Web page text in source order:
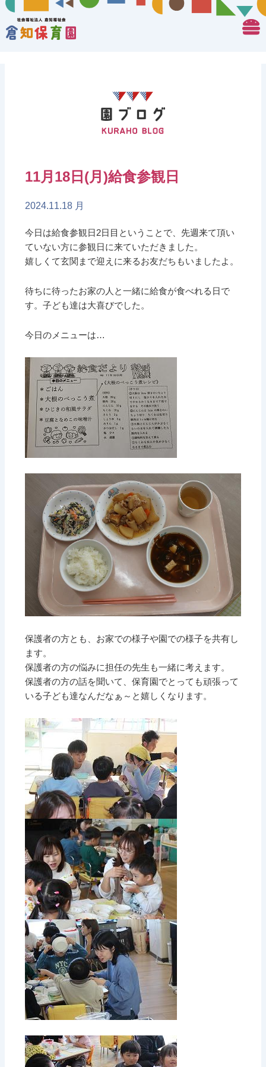
11月18日(月)給食参観日
2024.11.18 月
今日は給食参観日2日目ということで、先週来て頂い
ていない方に参観日に来ていただきました。
嬉しくて玄関まで迎えに来るお友だちもいましたよ。
待ちに待ったお家の人と一緒に給食が食べれる日で
す。子ども達は大喜びでした。
今日のメニューは…
保護者の方とも、お家での様子や園での様子を共有し
ます。
保護者の方の悩みに担任の先生も一緒に考えます。
保護者の方の話を聞いて、保育園でとっても頑張って
いる子ども達なんだなぁ～と嬉しくなります。